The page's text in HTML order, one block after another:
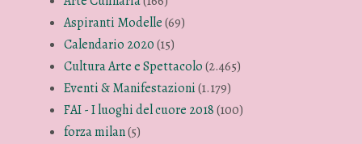
Aspiranti Modelle(69)
Calendario 2020(15)
Cultura Arte e Spettacolo(2.465)
Eventi & Manifestazioni(1.179)
FAI - I luoghi del cuore 2018(100)
forza milan(5)